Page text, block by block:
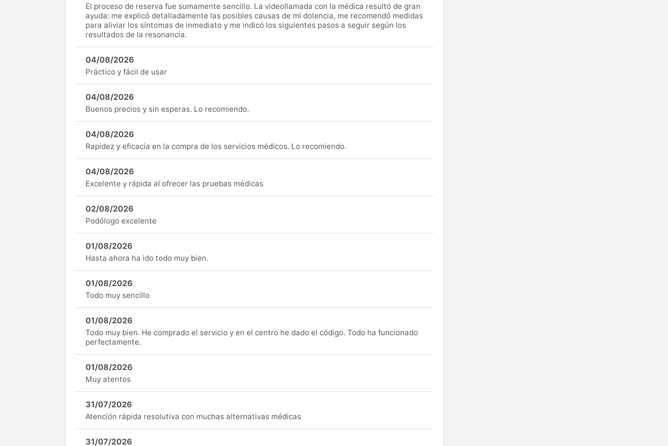
El proceso de reserva fue sumamente sencillo. La videollamada con la médica resultó de gran
ayuda: me explicó detalladamente las posibles causas de mi dolencia, me recomendó medidas
para aliviar los síntomas de inmediato y me indicó los siguientes pasos a seguir según los
resultados de la resonancia.
04/08/2026
Práctico y fácil de usar
04/08/2026
Buenos precios y sin esperas. Lo recomiendo.
04/08/2026
Rapidez y eficacia en la compra de los servicios médicos. Lo recomiendo.
04/08/2026
Excelente y rápida al ofrecer las pruebas médicas
02/08/2026
Podólogo excelente
01/08/2026
Hasta ahora ha ido todo muy bien.
01/08/2026
Todo muy sencillo
01/08/2026
Todo muy bien. He comprado el servicio y en el centro he dado el código. Todo ha funcionado
perfectamente.
01/08/2026
Muy atentos
31/07/2026
Atención rápida resolutiva con muchas alternativas médicas
31/07/2026